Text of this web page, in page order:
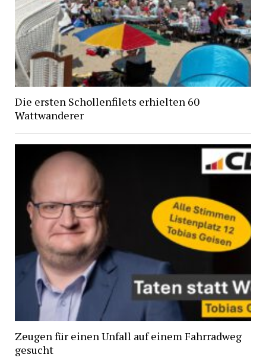
Die ersten Schollenfilets erhielten 60
Wattwanderer
Zeugen für einen Unfall auf einem Fahrradweg
gesucht